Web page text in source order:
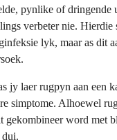
pynlike of dringende
verbeter nie. Hierdie
lyk, maar as dit
jy laer rugpyn aan een
simptome. Alhoewel
gekombineer word met
dui.